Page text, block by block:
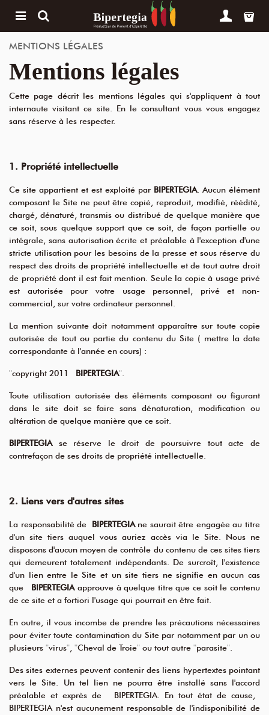
MENTIONS LÉGALES
Mentions légales
Cette page décrit les mentions légales qui s'appliquent à tout
internaute visitant ce site. En le consultant vous vous engagez
sans réserve à les respecter.
1. Propriété intellectuelle
Ce site appartient et est exploité par BIPERTEGIA. Aucun élément
composant le Site ne peut être copié, reproduit, modifié, réédité,
chargé, dénaturé, transmis ou distribué de quelque manière que
ce soit, sous quelque support que ce soit, de façon partielle ou
intégrale, sans autorisation écrite et préalable à l'exception d'une
stricte utilisation pour les besoins de la presse et sous réserve du
respect des droits de propriété intellectuelle et de tout autre droit
de propriété dont il est fait mention. Seule la copie à usage privé
est autorisée pour votre usage personnel, privé et non-
commercial, sur votre ordinateur personnel.
La mention suivante doit notamment apparaître sur toute copie
autorisée de tout ou partie du contenu du Site ( mettre la date
correspondante à l'année en cours) :
"copyright 2011 BIPERTEGIA"
Toute utilisation autorisée des éléments composant ou figurant
dans le site doit se faire sans dénaturation, modification ou
altération de quelque manière que ce soit.
BIPERTEGIAse réserve le droit de poursuivre tout acte de
contrefaçon de ses droits de propriété intellectuelle.
2. Liens vers d'autres sites
La responsabilité de BIPERTEGIAne saurait être engagée au titre
d'un site tiers auquel vous auriez accès via le Site. Nous ne
disposons d'aucun moyen de contrôle du contenu de ces sites tiers
qui demeurent totalement indépendants. De surcroît, l'existence
d'un lien entre le Site et un site tiers ne signifie en aucun cas
que BIPERTEGIAapprouve à quelque titre que ce soit le contenu
de ce site et a fortiori l'usage qui pourrait en être fait.
En outre, il vous incombe de prendre les précautions nécessaires
pour éviter toute contamination du Site par notamment par un ou
plusieurs "virus" "Cheval de Troie" ou tout autre "parasite"
Des sites externes peuvent contenir des liens hypertextes pointant
vers le Site. Un tel lien ne pourra être installé sans l'accord
préalable et exprès de BIPERTEGIA. En tout état de cause,
BIPERTEGIA n'est aucunement responsable de l'indisponibilité de